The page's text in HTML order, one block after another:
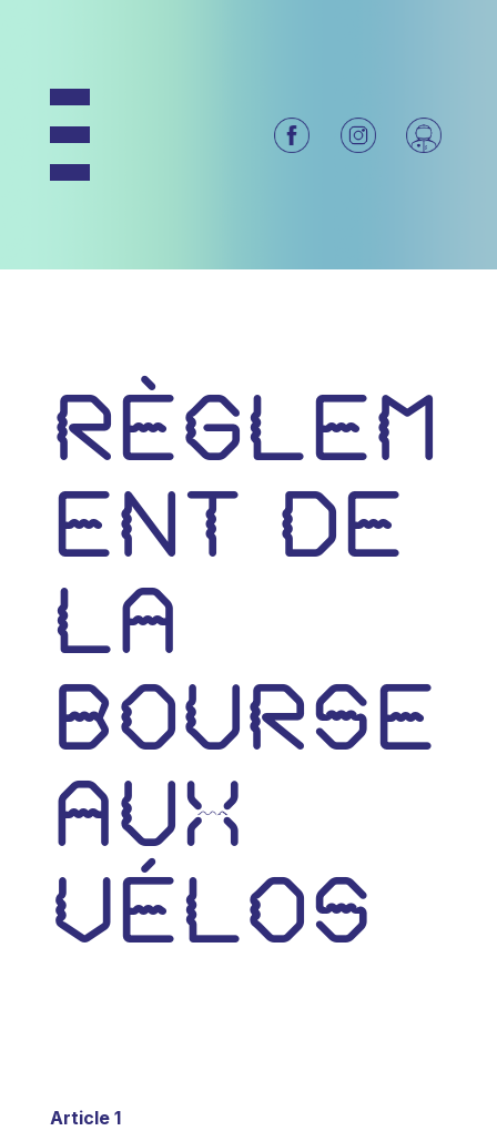
Règlem
ent de
la
bourse
aux
vélos
Article 1